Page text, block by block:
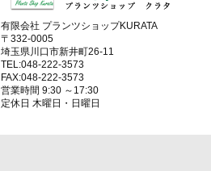
有限会社 プランツショップKURATA
〒332-0005
埼玉県川口市新井町26-11
TEL:048-222-3573
FAX:048-222-3573
営業時間 9:30 ～17:30
定休日 木曜日・日曜日